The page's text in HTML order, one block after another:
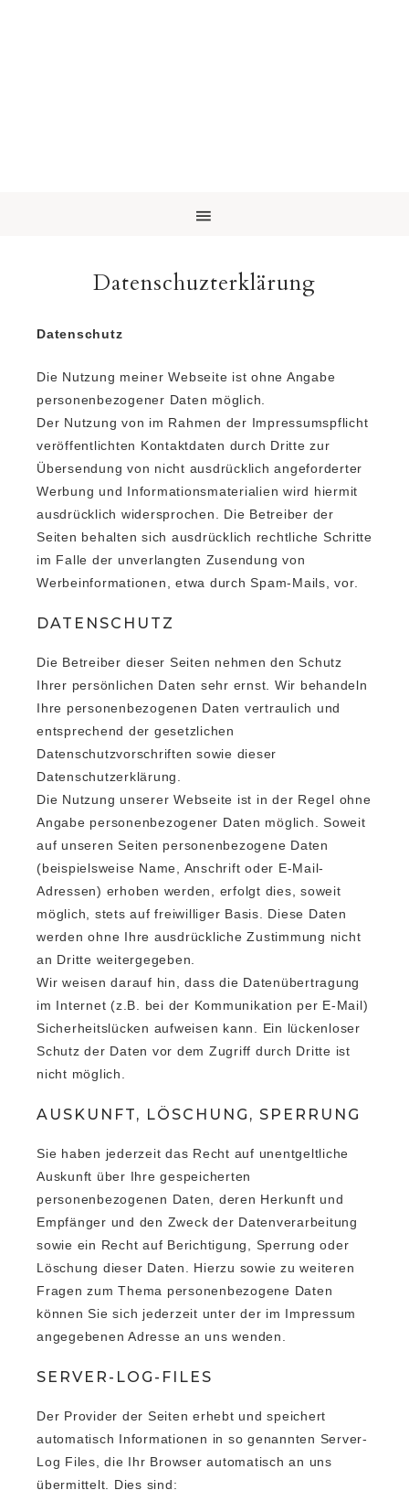
Datenschuzterklärung
Datenschutz
Die Nutzung meiner Webseite ist ohne Angabe
personenbezogener Daten möglich.
Der Nutzung von im Rahmen der Impressumspflicht
veröffentlichten Kontaktdaten durch Dritte zur
Übersendung von nicht ausdrücklich angeforderter
Werbung und Informationsmaterialien wird hiermit
ausdrücklich widersprochen. Die Betreiber der
Seiten behalten sich ausdrücklich rechtliche Schritte
im Falle der unverlangten Zusendung von
Werbeinformationen, etwa durch Spam-Mails, vor.
DATENSCHUTZ
Die Betreiber dieser Seiten nehmen den Schutz
Ihrer persönlichen Daten sehr ernst. Wir behandeln
Ihre personenbezogenen Daten vertraulich und
entsprechend der gesetzlichen
Datenschutzvorschriften sowie dieser
Datenschutzerklärung.
Die Nutzung unserer Webseite ist in der Regel ohne
Angabe personenbezogener Daten möglich. Soweit
auf unseren Seiten personenbezogene Daten
(beispielsweise Name, Anschrift oder E-Mail-
Adressen) erhoben werden, erfolgt dies, soweit
möglich, stets auf freiwilliger Basis. Diese Daten
werden ohne Ihre ausdrückliche Zustimmung nicht
an Dritte weitergegeben.
Wir weisen darauf hin, dass die Datenübertragung
im Internet (z.B. bei der Kommunikation per E-Mail)
Sicherheitslücken aufweisen kann. Ein lückenloser
Schutz der Daten vor dem Zugriff durch Dritte ist
nicht möglich.
AUSKUNFT, LÖSCHUNG, SPERRUNG
Sie haben jederzeit das Recht auf unentgeltliche
Auskunft über Ihre gespeicherten
personenbezogenen Daten, deren Herkunft und
Empfänger und den Zweck der Datenverarbeitung
sowie ein Recht auf Berichtigung, Sperrung oder
Löschung dieser Daten. Hierzu sowie zu weiteren
Fragen zum Thema personenbezogene Daten
können Sie sich jederzeit unter der im Impressum
angegebenen Adresse an uns wenden.
SERVER-LOG-FILES
Der Provider der Seiten erhebt und speichert
automatisch Informationen in so genannten Server-
Log Files, die Ihr Browser automatisch an uns
übermittelt. Dies sind: